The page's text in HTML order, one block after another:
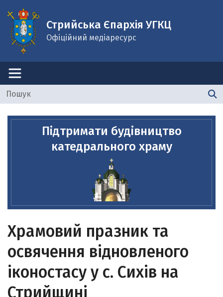
Стрийська Єпархія УГКЦ
Офіційний медіаресурс
Підтримати будівництво
катедрального храму
Храмовий празник та
освячення відновленого
іконостасу у с. Сихів на
Стрийщині